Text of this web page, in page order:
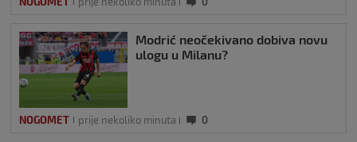
Modrić neočekivano dobiva novu
ulogu u Milanu?
NOGOMET prije nekoliko minuta 0